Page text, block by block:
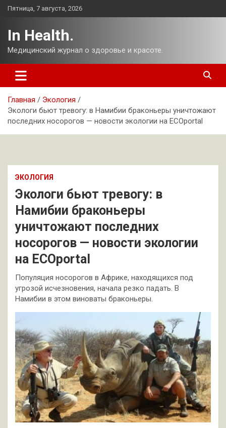
Перейти
Пятница, 7 августа, 2026
In Health.
Медицинский журнал о здоровье и красоте.
Главная
Экология
Экологи бьют тревогу: в Намибии браконьеры уничтожают
последних носорогов — новости экологии на ECOportal
ЭКОЛОГИЯ
Экологи бьют тревогу: в
Намибии браконьеры
уничтожают последних
носорогов — новости экологии
на ECOportal
Популяция носорогов в Африке, находящихся под
угрозой исчезновения, начала резко падать. В
Намибии в этом виноваты браконьеры.